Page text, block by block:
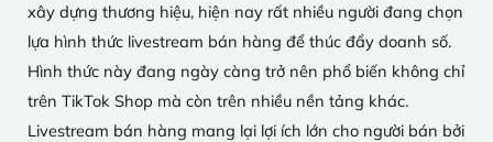
xây dựng thương hiệu, hiện nay rất nhiều người đang chọn
lựa hình thức livestream bán hàng để thúc đẩy doanh số.
Hình thức này đang ngày càng trở nên phổ biến không chỉ
trên TikTok Shop mà còn trên nhiều nền tảng khác.
Livestream bán hàng mang lại lợi ích lớn cho người bán bởi